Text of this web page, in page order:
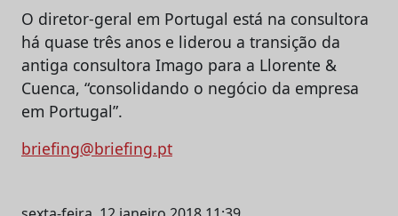
O diretor-geral em Portugal está na consultora
há quase três anos e liderou a transição da
antiga consultora Imago para a Llorente &
Cuenca, “consolidando o negócio da empresa
em Portugal”.
briefing@briefing.pt